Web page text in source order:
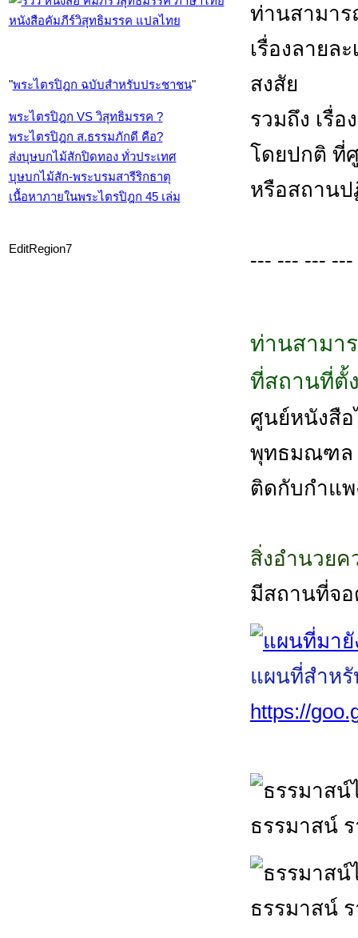
หนังสือคัมภีร์วิสุทธิมรรค แปลไทย
"พระไตรปิฎก ฉบับสำหรับประชาชน"
พระไตรปิฎก VS วิสุทธิมรรค ?
พระไตรปิฎก ส.ธรรมภักดี คือ?
ส่งบุษบกไม้สักปิดทอง ทั่วประเทศ
บุษบกไม้สัก-พระบรมสารีริกธาตุ
เนื้อหาภายในพระไตรปิฎก 45 เล่ม
EditRegion7
ท่านสามาร
เรื่องลาย
สงสัย
รวมถึง เรื่
โดยปกติ ที่
หรือสถาน
--- --- ---
ท่านสามา
ที่สถานที่ตั้
ศูนย์หนังสื
พุทธมณฑล
ติดกับกำแ
สิ่งอำนวยค
มีสถานที่จ
แผนที่สำหรั
https://